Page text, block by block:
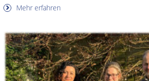
Mehr erfahren